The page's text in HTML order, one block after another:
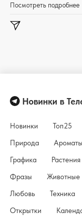
Посмотреть подробнее
Новинки в
Новинки Топ25
Природа
Ароматы
Графика
Растения
Фразы
Животные
Любовь
Техника
Открытки